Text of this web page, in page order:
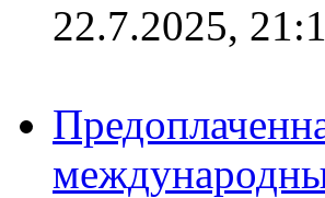
22.7.2025,